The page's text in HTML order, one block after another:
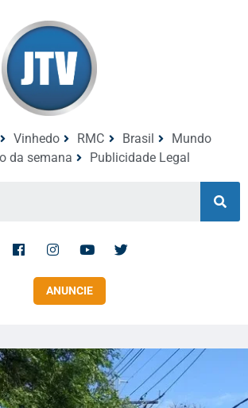
Vinhedo RMC Brasil
Mundo
da semana
Publicidade Legal
ANUNCIE